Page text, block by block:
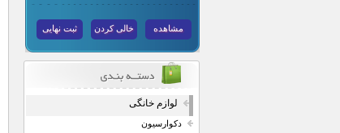
مشاهده خالی کردن ثبت نهایی
لوازم خانگی
دکوارسیون